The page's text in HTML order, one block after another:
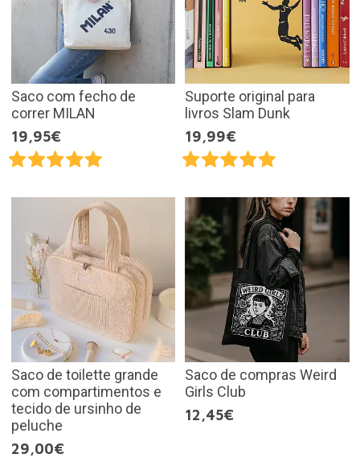
Saco com fecho de
correr MILAN
19,95€
Suporte original para
livros Slam Dunk
19,99€
Saco de toilette grande
com compartimentos e
tecido de ursinho de
peluche
29,00€
Saco de compras Weird
Girls Club
12,45€